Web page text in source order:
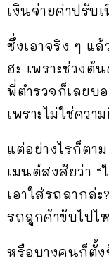
เงินจ่ายค่าปรับเ
ซึ่งเอาจริง ๆ แ
ฮะ เพราะช่วง
พี่ตำรวจก็เลยบ
เพราะไม่ใช่ควา
แต่อย่างไรก็ตา
เมนต์สงสัยว่า “
เอาใส่รถลากล่
รถลูกค้าขับไปไ
หรือบางคนก็ตั้ง